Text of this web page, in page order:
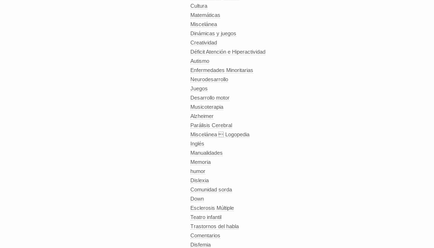
Cultura
Matemáticas
Miscelánea
Dinámicas y juegos
Creatividad
Déficit Atención e Hiperactividad
Autismo
Enfermedades Minoritarias
Neurodesarrollo
Juegos
Desarrollo motor
Musicoterapia
Alzheimer
Parálisis Cerebral
Miscelánea  Logopedia
Inglés
Manualidades
Memoria
humor
Dislexia
Comunidad sorda
Down
Esclerosis Múltiple
Teatro infantil
Trastornos del habla
Comentarios
Disfemia